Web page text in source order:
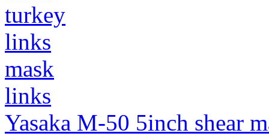
turkey
links
mask
links
Yasaka M-50 5inch shear